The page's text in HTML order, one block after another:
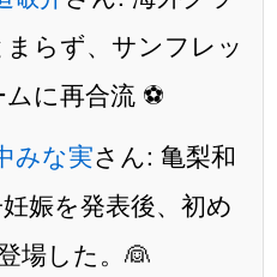
らず、サンフレッ
に再合流 ⚽️
みな実さん: 亀梨和
娠を発表後、初め
場した。👰